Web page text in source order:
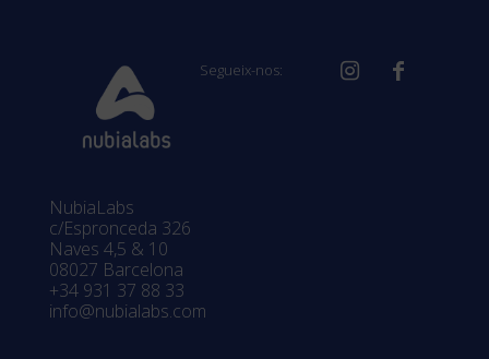
Segueix-nos:
NubiaLabs
c/Espronceda 326
Naves 4,5 & 10
08027 Barcelona
+34 931 37 88 33
info@nubialabs.com